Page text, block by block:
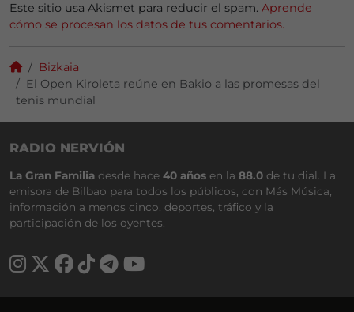
Este sitio usa Akismet para reducir el spam. Aprende
cómo se procesan los datos de tus comentarios.
Bizkaia
El Open Kiroleta reúne en Bakio a las promesas del
tenis mundial
RADIO NERVIÓN
La Gran Familia desde hace 40 años en la 88.0 de tu dial. La
emisora de Bilbao para todos los públicos, con Más Música,
información a menos cinco, deportes, tráfico y la
participación de los oyentes.